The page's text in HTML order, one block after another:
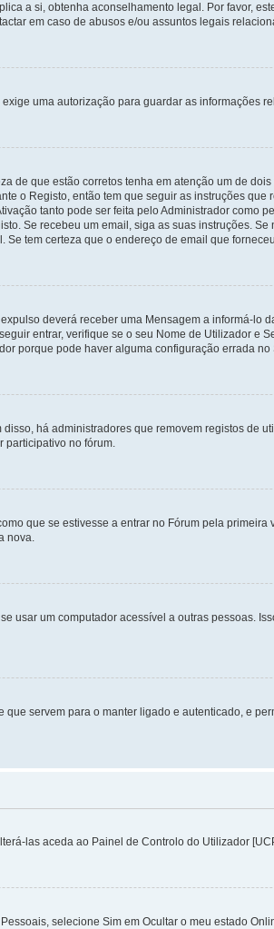
a si, obtenha aconselhamento legal. Por favor,
em caso de abusos e/ou assuntos legais
uma autorização para guardar as informações
de que estão corretos tenha em atenção um de
o Registo, então tem que seguir as instruções
tanto pode ser feita pelo Administrador como
Se recebeu um email, siga as suas instruções.
tem certeza que o endereço de email que
deverá receber uma Mensagem a informá-lo
entrar, verifique se o seu Nome de Utilizador e
porque pode haver alguma configuração errada no
há administradores que removem registos de
participativo no fórum.
que se estivesse a entrar no Fórum pela
nova.
usar um computador acessível a outras pessoas.
servem para o manter ligado e autenticado, e
las aceda ao Painel de Controlo do Utilizador
selecione Sim em Ocultar o meu estado